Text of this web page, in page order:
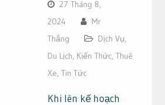
27 Tháng 8,
2024
Mr
Thắng
Dịch Vụ,
Du Lịch, Kiến Thức,Thuê
Xe,Tin Tức
Khi lên kế hoạch